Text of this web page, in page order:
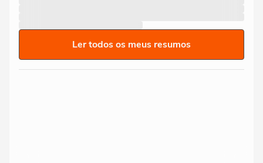
Ler todos os meus resumos